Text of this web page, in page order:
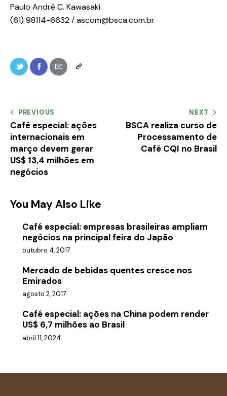
Paulo André C. Kawasaki
(61) 98114-6632 / ascom@bsca.com.br
PREVIOUS
Café especial: ações
internacionais em
março devem gerar
US$ 13,4 milhões em
negócios
NEXT
BSCA realiza curso de
Processamento de
Café CQI no Brasil
You May Also Like
Café especial: empresas brasileiras ampliam
negócios na principal feira do Japão
outubro 4, 2017
Mercado de bebidas quentes cresce nos
Emirados
agosto 2, 2017
Café especial: ações na China podem render
US$ 6,7 milhões ao Brasil
abril 11, 2024